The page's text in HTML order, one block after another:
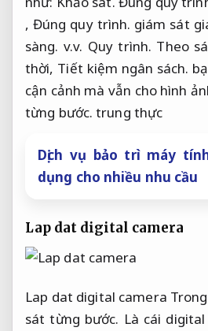
,Đúng quy trình. giám sát
sàng. v.v. Quy trình. Theo
thời, Tiết kiệm ngân sách.
cận cảnh mà vẫn cho hình
từng bước. trung thực
Dịch vụ bảo trì máy
dụng cho nhiều nhu cầu
Lap dat digital camera
Lap dat digital camera
sát từng bước. Là cái